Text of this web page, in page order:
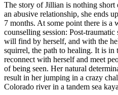
The story of Jillian is nothing
an abusive relationship, she ends
7 months. At some point there is a
counselling session: Post-
will find by herself, and with the
squirrel, the path to healing. It is in
reconnect with herself and meet
of being seen. Her natural
result in her jumping in a crazy
Colorado river in a tandem sea